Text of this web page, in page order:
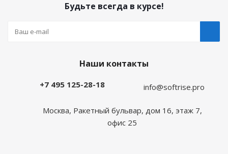
Будьте всегда в курсе!
Наши контакты
+7 495 125-28-18 info@softrise.pro
Москва, Ракетный бульвар, дом 16, этаж 7,
офис 25